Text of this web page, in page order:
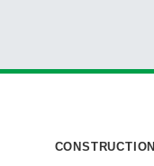
CONSTRUCTION